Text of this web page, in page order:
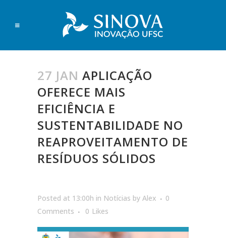
27 JAN APLICAÇÃO
OFERECE MAIS
EFICIÊNCIA E
SUSTENTABILIDADE NO
REAPROVEITAMENTO DE
RESÍDUOS SÓLIDOS
Posted at 13:00h in Notícias by Alex
0
Comments
0 Likes